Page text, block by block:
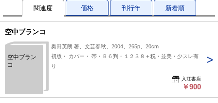
関連度 価格 刊行年 新着順
空中ブランコ
空中ブラン
コ
奥田英朗 著、文芸春秋、2004、265p、20cm
初版・ カバー・ 帯・Ｂ６判・１２３８＋税・並美・少スレ有
り
入江書店
￥900